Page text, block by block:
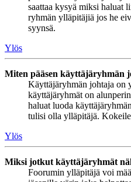
saattaa kysyä miksi haluat
ryhmän ylläpitäjiä jos he
syynsä.
Ylös
Miten pääsen käyttäjäryhmän
Käyttäjäryhmän johtaja on
käyttäjäryhmät on
haluat luoda
tulisi olla ylläpitäjä.
Ylös
Miksi jotkut käyttäjäryhmät
Foorumin ylläpitäjä voi